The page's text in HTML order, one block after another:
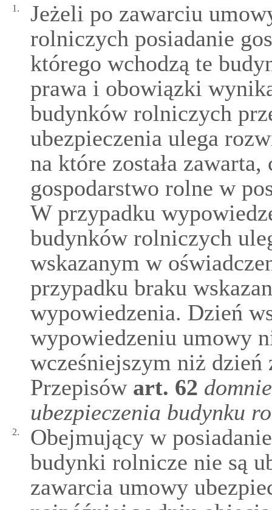
1.
Jeżeli po zawarciu
rolniczych posiadanie
którego wchodzą te
prawa i obowiązki
budynków rolniczych
ubezpieczenia ulega
na które została
gospodarstwo rolne w
W przypadku
budynków rolniczych
wskazanym w
przypadku braku
wypowiedzenia. Dzień
wypowiedzeniu umowy
wcześniejszym niż dzień
Przepisówart. 62
ubezpieczenia budynku
2.
Obejmujący w
budynki rolnicze nie są
zawarcia umowy